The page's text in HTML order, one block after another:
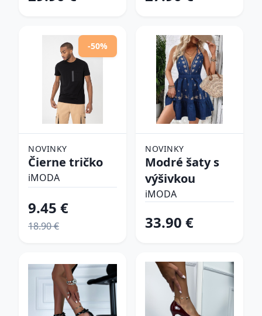
-50%
NOVINKY
Čierne tričko
iMODA
9.45 €
18.90 €
NOVINKY
Modré šaty s
výšivkou
iMODA
33.90 €